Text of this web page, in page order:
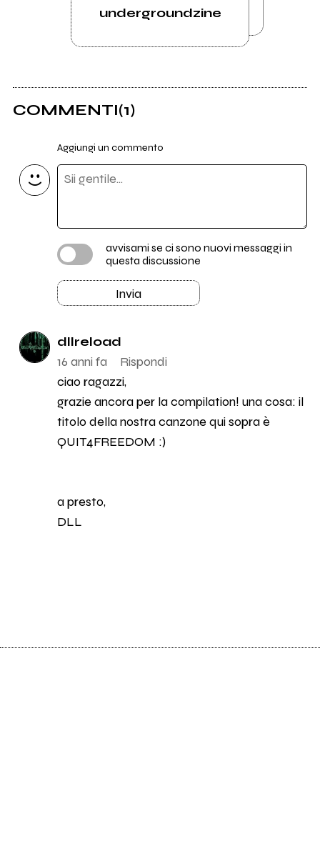
undergroundzine
COMMENTI(1)
Aggiungi un commento
avvisami se ci sono nuovi messaggi in
questa discussione
Invia
dllreload
16 anni fa
Rispondi
ciao ragazzi,
grazie ancora per la compilation! una cosa: il
titolo della nostra canzone qui sopra è
QUIT4FREEDOM :)
a presto,
DLL